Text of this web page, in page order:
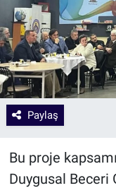
Paylaş
Bu proje
Duygusal